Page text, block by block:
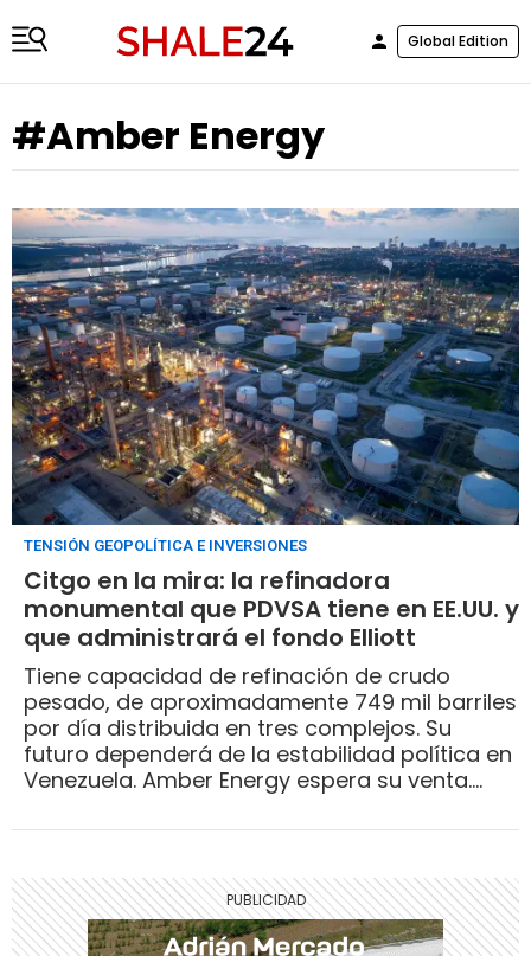
Global Edition
#Amber Energy
TENSIÓN GEOPOLÍTICA E INVERSIONES
Citgo en la mira: la refinadora
monumental que PDVSA tiene en EE.UU. y
que administrará el fondo Elliott
Tiene capacidad de refinación de crudo
pesado, de aproximadamente 749 mil barriles
por día distribuida en tres complejos. Su
futuro dependerá de la estabilidad política en
Venezuela. Amber Energy espera su venta.